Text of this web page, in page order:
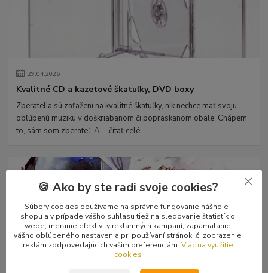
29.04.2026
Kvalitné CD a kazetové škatuľky, DVD boxy
Zberatelia sú zaťažení na kvalitné škatuľky, nik nechce mať svoju
obľúbenú muziku v doškriabanom či popraskanom obale. Chápem
to, sám som zberateľ. A ...čítať celé
🍪 Ako by ste radi svoje cookies?
Súbory cookies používame na správne fungovanie nášho e-
shopu a v prípade vášho súhlasu tiež na sledovanie štatistík o
webe, meranie efektivity reklamných kampaní, zapamätanie
vášho obľúbeného nastavenia pri používaní stránok, či zobrazenie
reklám zodpovedajúcich vašim preferenciám. Viac na využitie
cookies